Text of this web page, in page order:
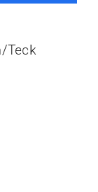
Teck